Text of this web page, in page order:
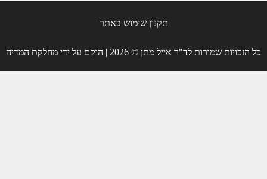
תקנון שימוש באתר
כל הזכויות שמורות לד"ר אייל מתן © 2026 | הוקם על ידי מחלקת המדיה